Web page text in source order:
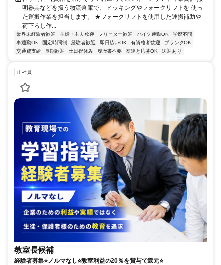
明器具などを扱う物流倉庫で、 ピッキングやフォークリフトを 使っ
た運搬作業を担当します。 ★フォークリフトを使用した運搬補助や
荷下ろし作...
業界未経験者歓迎 主婦・主夫歓迎 フリーター歓迎 バイク通勤OK
学歴不問
車通勤OK
固定時間制 経験者歓迎 即日払いOK 有資格者歓迎
ブランクOK
交通費支給
長期歓迎 土日祝休み 履歴書不要 友達と応募OK 送迎あり
正社員
教室長候補
経験者募集⭐ノルマなし⭐教室利益の20％を賞与で還元⭐